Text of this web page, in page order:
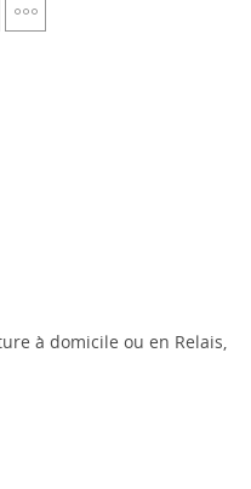
à domicile ou en Relais,